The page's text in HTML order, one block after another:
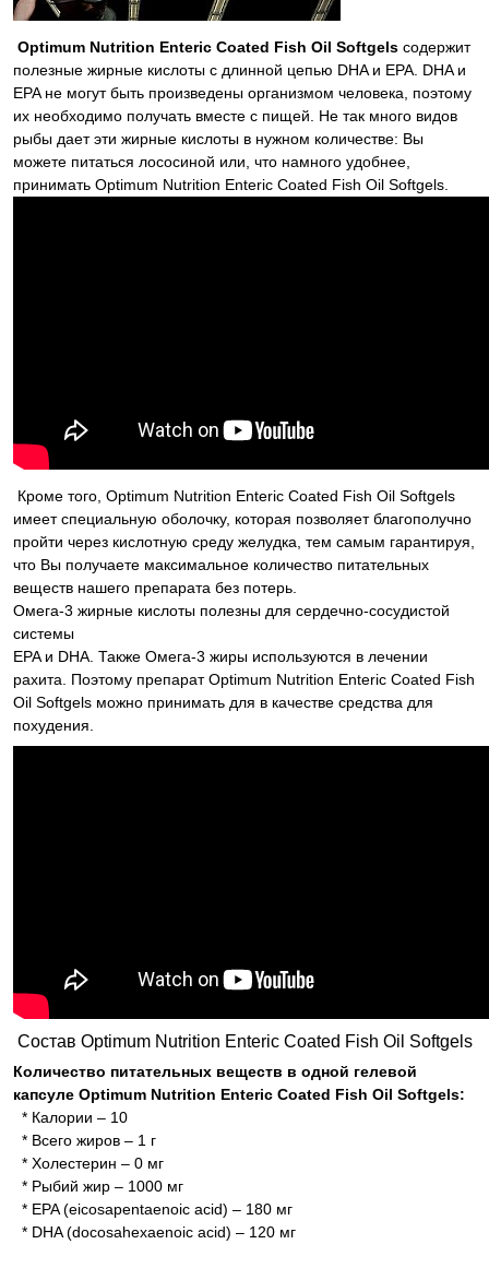
Optimum Nutrition Enteric Coated Fish Oil Softgels содержит
полезные жирные кислоты с длинной цепью DHA и EPA. DHA и
EPA не могут быть произведены организмом человека, поэтому
их необходимо получать вместе с пищей. Не так много видов
рыбы дает эти жирные кислоты в нужном количестве: Вы
можете питаться лососиной или, что намного удобнее,
принимать Optimum Nutrition Enteric Coated Fish Oil Softgels.
Кроме того, Optimum Nutrition Enteric Coated Fish Oil Softgels
имеет специальную оболочку, которая позволяет благополучно
пройти через кислотную среду желудка, тем самым гарантируя,
что Вы получаете максимальное количество питательных
веществ нашего препарата без потерь.
Омега-3 жирные кислоты полезны для сердечно-сосудистой
системы
EPA и DHA. Также Омега-3 жиры используются в лечении
рахита. Поэтому препарат Optimum Nutrition Enteric Coated Fish
Oil Softgels можно принимать для в качестве средства для
похудения.
Состав Optimum Nutrition Enteric Coated Fish Oil Softgels
Количество питательных веществ в одной гелевой
капсуле Optimum Nutrition Enteric Coated Fish Oil Softgels:
* Калории – 10
* Всего жиров – 1 г
* Холестерин – 0 мг
* Рыбий жир – 1000 мг
* EPA (eicosapentaenoic acid) – 180 мг
* DHA (docosahexaenoic acid) – 120 мг